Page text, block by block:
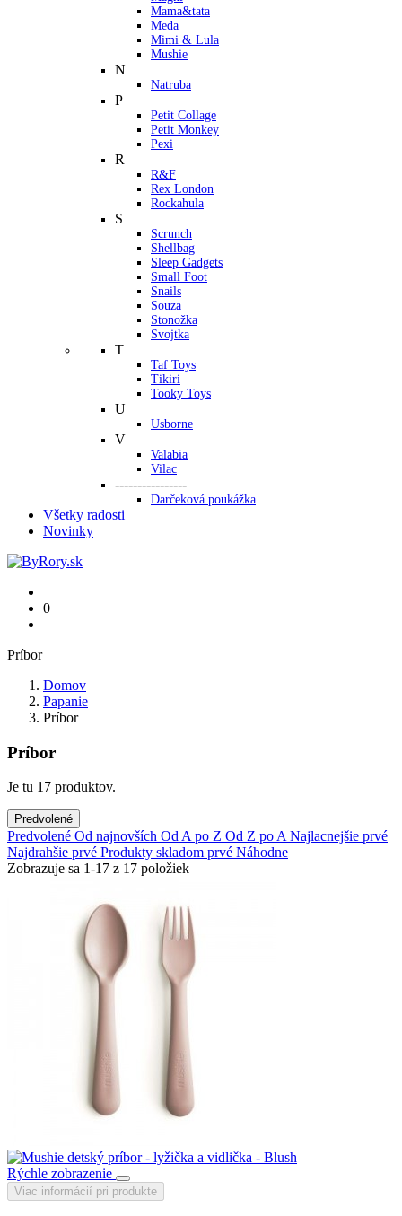
Mama&tata
Meda
Mimi & Lula
Mushie
N
Natruba
P
Petit Collage
Petit Monkey
Pexi
R
R&F
Rex London
Rockahula
S
Scrunch
Shellbag
Sleep Gadgets
Small Foot
Snails
Souza
Stonožka
Svojtka
T
Taf Toys
Tikiri
Tooky Toys
U
Usborne
V
Valabia
Vilac
----------------
Darčeková poukážka
Všetky radosti
Novinky
0
Príbor
Domov
Papanie
Príbor
Príbor
Je tu 17 produktov.
Predvolené
Predvolené Od najnovších Od A po Z Od Z po ANajlacnejšie prvé
Najdrahšie prvé Produkty skladom prvé Náhodne
Zobrazuje sa 1-17 z 17 položiek
Rýchle zobrazenie
Viac informácií pri produkte